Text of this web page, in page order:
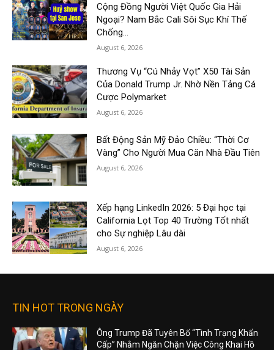
Cộng Đồng Người Việt Quốc Gia Hải
Ngoại? Nam Bắc Cali Sôi Sục Khí Thế
Chống...
August 6, 2026
Thương Vụ “Cú Nhảy Vọt” X50 Tài Sản
Của Donald Trump Jr. Nhờ Nền Tảng Cá
Cược Polymarket
August 6, 2026
Bất Động Sản Mỹ Đảo Chiều: “Thời Cơ
Vàng” Cho Người Mua Căn Nhà Đầu Tiên
August 6, 2026
Xếp hạng LinkedIn 2026: 5 Đại học tại
California Lọt Top 40 Trường Tốt nhất
cho Sự nghiệp Lâu dài
August 6, 2026
TIN HOT TRONG NGÀY
Ông Trump Đã Tuyên Bố “Tình Trạng Khẩn
Cấp” Nhằm Ngăn Chặn Việc Công Khai Hồ